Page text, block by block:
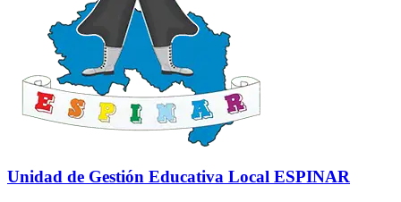
Unidad de Gestión Educativa Local ESPINAR